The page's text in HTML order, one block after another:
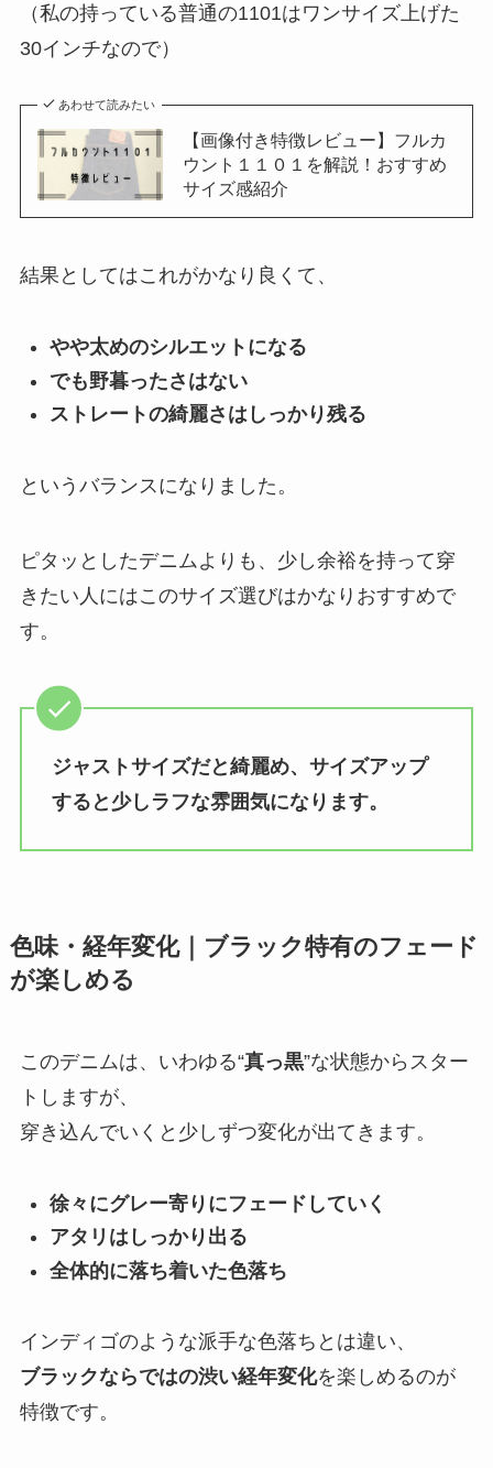
（私の持っている普通の1101はワンサイズ上げた
30インチなので）
あわせて読みたい
【画像付き特徴レビュー】フルカ
ウント１１０１を解説！おすすめ
サイズ感紹介
結果としてはこれがかなり良くて、
やや太めのシルエットになる
でも野暮ったさはない
ストレートの綺麗さはしっかり残る
というバランスになりました。
ピタッとしたデニムよりも、少し余裕を持って穿
きたい人にはこのサイズ選びはかなりおすすめで
す。
ジャストサイズだと綺麗め、サイズアップ
すると少しラフな雰囲気になります。
色味・経年変化｜ブラック特有のフェード
が楽しめる
このデニムは、いわゆる“真っ黒”な状態からスター
トしますが、
穿き込んでいくと少しずつ変化が出てきます。
徐々にグレー寄りにフェードしていく
アタリはしっかり出る
全体的に落ち着いた色落ち
インディゴのような派手な色落ちとは違い、
ブラックならではの渋い経年変化を楽しめるのが
特徴です。